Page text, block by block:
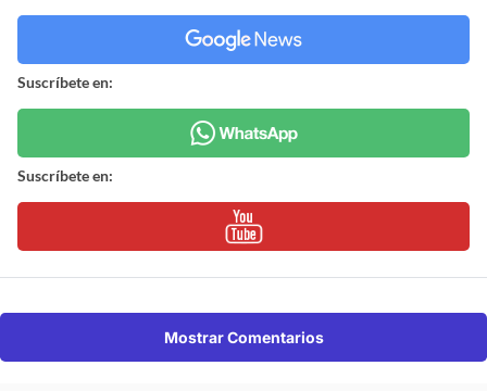
Suscríbete en:
Suscríbete en:
Mostrar Comentarios